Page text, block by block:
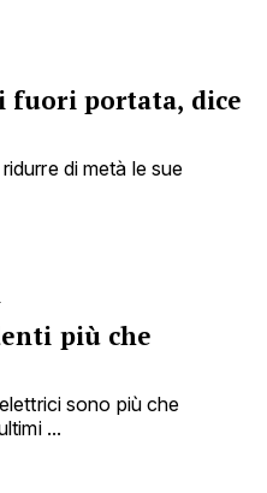
fuori portata, dice
di metà le sue
più che
sono più che
...